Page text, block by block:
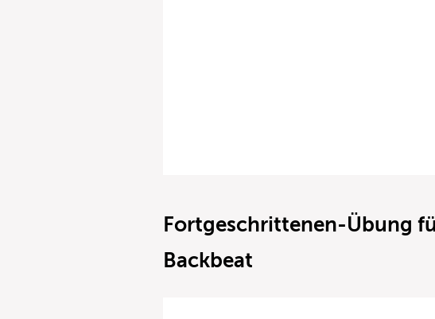
Fortgeschrittenen-Übung
Backbeat